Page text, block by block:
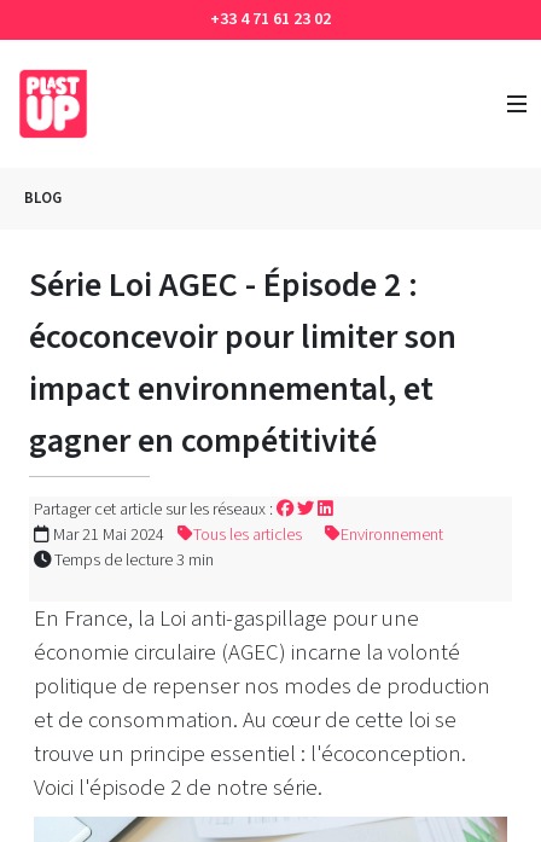
+33 4 71 61 23 02
BLOG
Série Loi AGEC - Épisode 2 :
écoconcevoir pour limiter son
impact environnemental, et
gagner en compétitivité
Partager cet article sur les réseaux :
Mar 21 Mai 2024
Tous les articles
Environnement
Temps de lecture 3 min
En France, la Loi anti-gaspillage pour une
économie circulaire (AGEC) incarne la volonté
politique de repenser nos modes de production
et de consommation. Au cœur de cette loi se
trouve un principe essentiel : l'écoconception.
Voici l'épisode 2 de notre série.